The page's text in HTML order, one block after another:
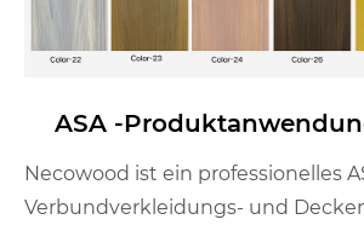
ASA -
Necowood ist ein professionelles
Verbundverkleidungs- und